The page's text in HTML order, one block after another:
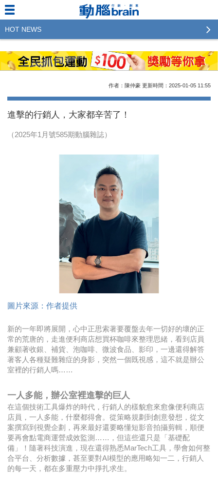
作者：陳仲豪 更新時間：2025-01-05 11:55
進擊的行銷人，大家都辛苦了！
（2025年1月號585期動腦雜誌）
圖片來源：作者提供
新的一年即將展開，心中正思索著要覆盤去年一切好的壞的正
常的荒唐的，走進便利商店想買杯咖啡來整理思緒，看到店員
兼顧著收銀、補貨、泡咖啡、微波食品、影印，一邊還得解答
著客人各種疑難雜症的身影，突然一個既視感，這不就是辦公
室裡的行銷人嗎……
一人多能，辦公室裡進擊的巨人
在這個技術工具爆炸的時代，行銷人的樣貌愈來愈像便利商店
店員，一人多能，什麼都得會。從策略規劃到創意發想，從文
案撰寫到視覺企劃，再來最好還要略懂短影音拍攝剪輯，順便
要再會點電商運營成效監測……，但這些還只是「基礎配
備」！隨著科技演進，現在還得熟悉MarTech工具，學會如何整
合平台、分析數據，甚至要對AI模型的應用略知一二，行銷人
的每一天，都在多重壓力中掙扎求生。
HOT NEWS
2023行銷傳播傑出貢獻獎 啟動徵件！期許參賽作品
更創新及具影響力
2022行銷傳播傑出貢獻獎得獎名單揭曉，近400位行
感美照
域動行銷公布人事異動
CSD中衛營運長張德成：中衛跳脫框架 玩出口罩新
金獎的代價 牛恆泰：沒人知道我失去什麼！
台灣百事食品 注重品牌體驗創造差異化
黃麗萍：媒體代理商有幫客戶升級的責任！
牛恆泰：媒體產業蛻變關鍵期，數位轉型該怎麼